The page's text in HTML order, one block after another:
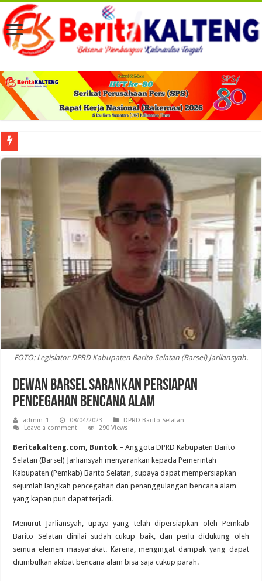
Viral! Selama Dua Bulan Lebih Siltap Serta Tunjangan Pemdes dan BPD di
FOTO: Legislator DPRD Kabupaten Barito Selatan (Barsel) Jarliansyah.
Dewan Barsel Sarankan Persiapan
Pencegahan Bencana Alam
admin_1 08/04/2023
DPRD Barito Selatan
Leave a comment
290 Views
Beritakalteng.com, Buntok – Anggota DPRD Kabupaten Barito
Selatan (Barsel) Jarliansyah menyarankan kepada Pemerintah
Kabupaten (Pemkab) Barito Selatan, supaya dapat mempersiapkan
sejumlah langkah pencegahan dan penanggulangan bencana alam
yang kapan pun dapat terjadi.
Menurut Jarliansyah, upaya yang telah dipersiapkan oleh Pemkab
Barito Selatan dinilai sudah cukup baik, dan perlu didukung oleh
semua elemen masyarakat. Karena, mengingat dampak yang dapat
ditimbulkan akibat bencana alam bisa saja cukup parah.